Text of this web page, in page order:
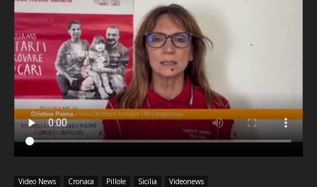
Video News Cronaca Pillole Sicilia Videonews